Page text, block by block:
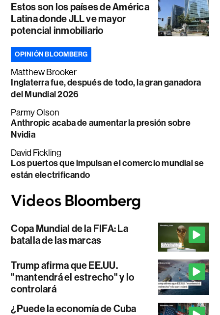
Estos son los países de América
Latina donde JLL ve mayor
potencial inmobiliario
OPINIÓN BLOOMBERG
Matthew Brooker
Inglaterra fue, después de todo, la gran ganadora
del Mundial 2026
Parmy Olson
Anthropic acaba de aumentar la presión sobre
Nvidia
David Fickling
Los puertos que impulsan el comercio mundial se
están electrificando
Copa Mundial de la FIFA: La
batalla de las marcas
Trump afirma que EE.UU.
"mantendrá el estrecho" y lo
controlará
¿Puede la economía de Cuba